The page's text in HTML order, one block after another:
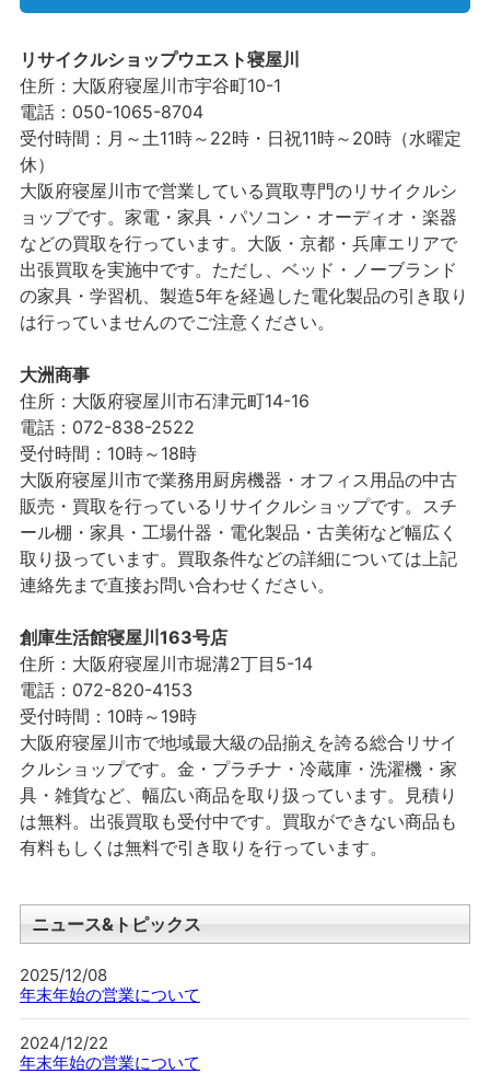
リサイクルショップウエスト寝屋川
住所：大阪府寝屋川市宇谷町10-1
電話：050-1065-8704
受付時間：月～土11時～22時・日祝11時～20時（水曜定
休）
大阪府寝屋川市で営業している買取専門のリサイクルシ
ョップです。家電・家具・パソコン・オーディオ・楽器
などの買取を行っています。大阪・京都・兵庫エリアで
出張買取を実施中です。ただし、ベッド・ノーブランド
の家具・学習机、製造5年を経過した電化製品の引き取り
は行っていませんのでご注意ください。
大洲商事
住所：大阪府寝屋川市石津元町14-16
電話：072-838-2522
受付時間：10時～18時
大阪府寝屋川市で業務用厨房機器・オフィス用品の中古
販売・買取を行っているリサイクルショップです。スチ
ール棚・家具・工場什器・電化製品・古美術など幅広く
取り扱っています。買取条件などの詳細については上記
連絡先まで直接お問い合わせください。
創庫生活館寝屋川163号店
住所：大阪府寝屋川市堀溝2丁目5-14
電話：072-820-4153
受付時間：10時～19時
大阪府寝屋川市で地域最大級の品揃えを誇る総合リサイ
クルショップです。金・プラチナ・冷蔵庫・洗濯機・家
具・雑貨など、幅広い商品を取り扱っています。見積り
は無料。出張買取も受付中です。買取ができない商品も
有料もしくは無料で引き取りを行っています。
ニュース&トピックス
2025/12/08
年末年始の営業について
2024/12/22
年末年始の営業について